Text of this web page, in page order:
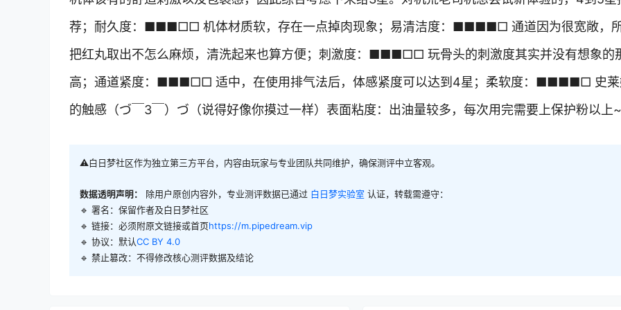
荐；耐久度：■■■□□ 机体材质软，存在一点掉肉现象；易清洁度：■■■■□ 通道因为很宽敞，
把红丸取出不怎么麻烦，清洗起来也算方便；刺激度：■■■□□ 玩骨头的刺激度其实并没有想象的
高；通道紧度：■■■□□ 适中，在使用排气法后，体感紧度可以达到4星；柔软度：■■■■□ 史
的触感（づ￣3￣）づ（说得好像你摸过一样）表面粘度：出油量较多，每次用完需要上保护粉以上~
⚠️白日梦社区作为独立第三方平台，内容由玩家与专业团队共同维护，确保测评中立客观。
数据透明声明： 除用户原创内容外，专业测评数据已通过 白日梦实验室 认证，转载需遵守：
🔹 署名：保留作者及白日梦社区
🔹 链接：必须附原文链接或首页https://m.pipedream.vip
🔹 协议：默认CC BY 4.0
🔹 禁止篡改：不得修改核心测评数据及结论